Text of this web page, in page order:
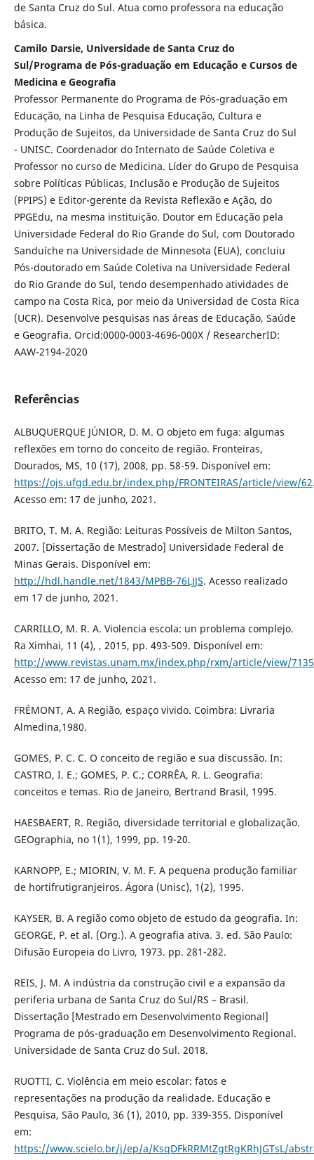
de Santa Cruz do Sul. Atua como professora na educação
básica.
Camilo Darsie, Universidade de Santa Cruz do
Sul/Programa de Pós-graduação em Educação e Cursos de
Medicina e Geografia
Professor Permanente do Programa de Pós-graduação em
Educação, na Linha de Pesquisa Educação, Cultura e
Produção de Sujeitos, da Universidade de Santa Cruz do Sul
- UNISC. Coordenador do Internato de Saúde Coletiva e
Professor no curso de Medicina. Líder do Grupo de Pesquisa
sobre Políticas Públicas, Inclusão e Produção de Sujeitos
(PPIPS) e Editor-gerente da Revista Reflexão e Ação, do
PPGEdu, na mesma instituição. Doutor em Educação pela
Universidade Federal do Rio Grande do Sul, com Doutorado
Sanduíche na Universidade de Minnesota (EUA), concluiu
Pós-doutorado em Saúde Coletiva na Universidade Federal
do Rio Grande do Sul, tendo desempenhado atividades de
campo na Costa Rica, por meio da Universidad de Costa Rica
(UCR). Desenvolve pesquisas nas áreas de Educação, Saúde
e Geografia. Orcid:0000-0003-4696-000X / ResearcherID:
AAW-2194-2020
Referências
ALBUQUERQUE JÚNIOR, D. M. O objeto em fuga: algumas
reflexões em torno do conceito de região. Fronteiras,
Dourados, MS, 10 (17), 2008, pp. 58-59. Disponível em:
https://ojs.ufgd.edu.br/index.php/FRONTEIRAS/article/view/62
Acesso em: 17 de junho, 2021.
BRITO, T. M. A. Região: Leituras Possíveis de Milton Santos,
2007. [Dissertação de Mestrado] Universidade Federal de
Minas Gerais. Disponível em:
http://hdl.handle.net/1843/MPBB-76LJJS. Acesso realizado
em 17 de junho, 2021.
CARRILLO, M. R. A. Violencia escola: un problema complejo.
Ra Ximhai, 11 (4), , 2015, pp. 493-509. Disponível em:
http://www.revistas.unam.mx/index.php/rxm/article/view/
Acesso em: 17 de junho, 2021.
FRÉMONT, A. A Região, espaço vivido. Coimbra: Livraria
Almedina,1980.
GOMES, P. C. C. O conceito de região e sua discussão. In:
CASTRO, I. E.; GOMES, P. C.; CORRÊA, R. L. Geografia:
conceitos e temas. Rio de Janeiro, Bertrand Brasil, 1995.
HAESBAERT, R. Região, diversidade territorial e globalização.
GEOgraphia, no 1(1), 1999, pp. 19-20.
KARNOPP, E.; MIORIN, V. M. F. A pequena produção familiar
de hortifrutigranjeiros. Ágora (Unisc), 1(2), 1995.
KAYSER, B. A região como objeto de estudo da geografia. In:
GEORGE, P. et al. (Org.). A geografia ativa. 3. ed. São Paulo:
Difusão Europeia do Livro, 1973. pp. 281-282.
REIS, J. M. A indústria da construção civil e a expansão da
periferia urbana de Santa Cruz do Sul/RS – Brasil.
Dissertação [Mestrado em Desenvolvimento Regional]
Programa de pós-graduação em Desenvolvimento Regional.
Universidade de Santa Cruz do Sul. 2018.
RUOTTI, C. Violência em meio escolar: fatos e
representações na produção da realidade. Educação e
Pesquisa, São Paulo, 36 (1), 2010, pp. 339-355. Disponível
em:
https://www.scielo.br/j/ep/a/KsqDFkRRMtZgtRgKRhJGTsL/